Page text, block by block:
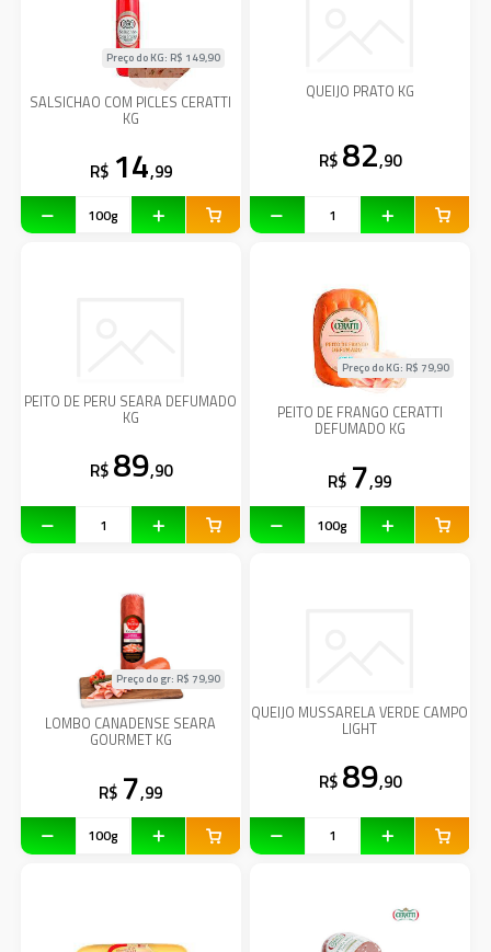
SALSICHAO COM PICLES CERATTI
KG
Preço do KG: R$ 149,90
R$ 14,99
QUEIJO PRATO KG
R$ 82,90
PEITO DE PERU SEARA DEFUMADO
KG
R$ 89,90
PEITO DE FRANGO CERATTI
DEFUMADO KG
Preço do KG: R$ 79,90
R$ 7,99
LOMBO CANADENSE SEARA
GOURMET KG
Preço do gr: R$ 79,90
R$ 7,99
QUEIJO MUSSARELA VERDE CAMPO
LIGHT
R$ 89,90